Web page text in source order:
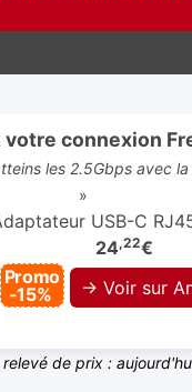
votre connexion
les 2.5Gbps avec
»
USB-C
24,22€
Promo
-15%
→ Voir sur
de prix :